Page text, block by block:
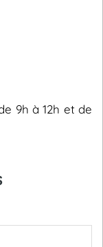
9h à 12h et de